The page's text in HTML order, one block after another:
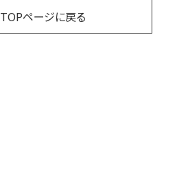
TOPページに戻る